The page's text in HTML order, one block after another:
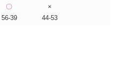
〇
56-39
×
44-53